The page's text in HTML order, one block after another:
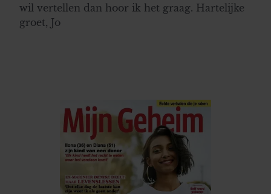
wil vertellen dan hoor ik het graag. Hartelijke
groet, Jo